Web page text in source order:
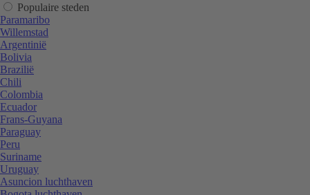
Populaire steden
Paramaribo
Willemstad
Argentinië
Bolivia
Brazilië
Chili
Colombia
Ecuador
Frans-Guyana
Paraguay
Peru
Suriname
Uruguay
Asuncion luchthaven